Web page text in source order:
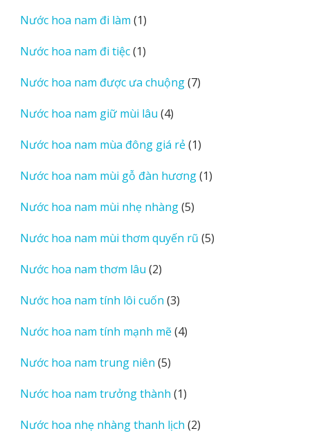
phẩm
Nước hoa nam đi làm 11
phẩm
Nước hoa nam đi tiệc 11
phẩm
Nước hoa nam được ưa chuộng 77
Nước hoa nam giữ mùi lâu 44
phẩm
Nước hoa nam mùa đông giá rẻ 11
phẩm
Nước hoa nam mùi gỗ đàn hương 11
Nước hoa nam mùi nhẹ nhàng 55
phẩm
Nước hoa nam mùi thơm quyến rũ 55
Nước hoa nam thơm lâu 22
phẩm
Nước hoa nam tính lôi cuốn 33
phẩm
Nước hoa nam tính mạnh mẽ 44
Nước hoa nam trung niên 55
phẩm
Nước hoa nam trưởng thành 11
phẩm
Nước hoa nhẹ nhàng thanh lịch 22